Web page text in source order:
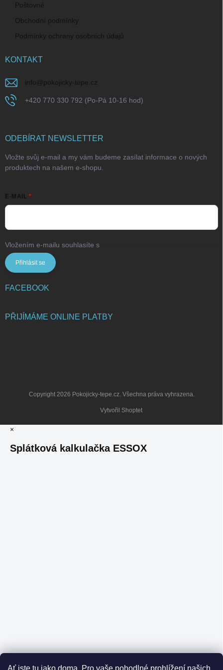
Ať jste tu jako doma. Pro vaše pohodlné prohlížení našich
Poštovné
Obchodní podmínky
Podmínky ochrany osobních údajů
KONTAKT
info@pokojicky-tepe.cz
+420 770 330 792 (Po-Pá 10-16 hod)
ODEBÍRAT NEWSLETTER
Vložte svůj e-mail a my vám budeme zasílat informace o nových
produktech na našem e-shopu.
E-MAIL
Vložením e-mailu souhlasíte s
Přihlásit se
FACEBOOK
PŘIJÍMÁME ONLINE PLATBY
Vytvořil Shoptet
Copyright 2026 Pokojicky-tepe.cz. Všechna práva vyhrazena.
×
Splátková kalkulačka ESSOX